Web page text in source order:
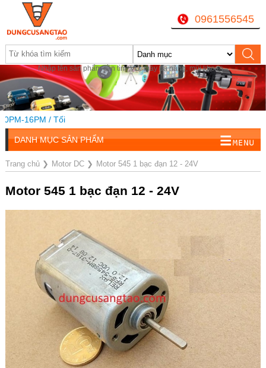
Nhập tên sản phẩm cần tìm, VD: máy đa năng, mũi khoan...
0961556545
16PM / Tối
DANH MỤC SẢN PHẨM
Trang chủ❯ Motor DC❯ Motor 545 1 bạc đạn 12 - 24V
Motor 545 1 bạc đạn 12 - 24V